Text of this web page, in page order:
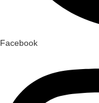
Facebook